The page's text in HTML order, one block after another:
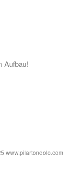
Aufbau!
www.pilartondolo.com